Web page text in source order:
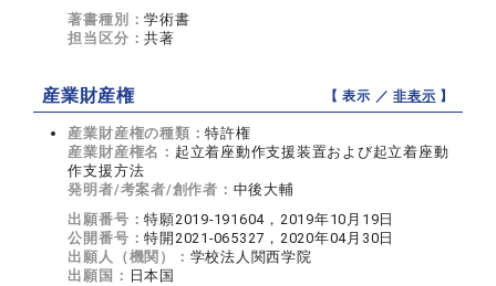
著書種別：学術書
担当区分：共著
産業財産権 【 表示 ／非表示 】
産業財産権の種類：特許権
産業財産権名： 起立着座動作支援装置および起立着座動
作支援方法
発明者/考案者/創作者： 中後大輔
出願番号：特願2019-191604，2019年10月19日
公開番号：特開2021-065327，2020年04月30日
出願人（機関）： 学校法人関西学院
出願国： 日本国